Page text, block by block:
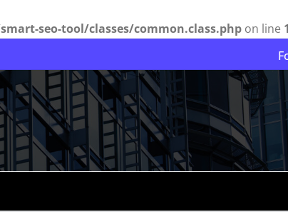
seo-tool/classes/common.class.php on line